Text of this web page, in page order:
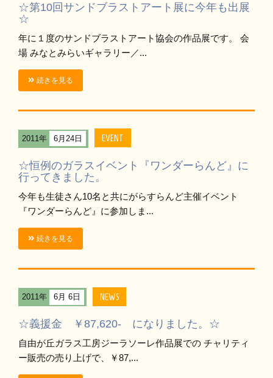
☆第10回サンドブラストアート展に今年も出展
☆
年に１度のサンドブラストアート協会の作品展です。 会
場 みなとみらいギャラリー／...
続きを見る
2011年 6月24日 EVENT
☆恒例のガラスイベント『ワンダーらんど』に
行ってきました。
今年も生徒さん10名と共にがらすらんど主催イベント
『ワンダーらんど』に参加しま...
続きを見る
2011年 6月 6日 NEWS
☆義援金 ￥87,620- になりました。☆
自由が丘ガラス工房ジーラソーレ作品展での チャリティ
ー販売の売り上げで、￥87,...